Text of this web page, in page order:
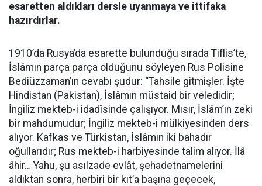
esaretten aldıkları dersle uyanmaya ve ittifaka
hazırdırlar.
1910’da Rusya’da esarette bulunduğu sırada Tiflis’te,
İslâmın parça parça olduğunu söyleyen Rus Polisine
Bediüzzaman’ın cevabı şudur: “Tahsile gitmişler. İşte
Hindistan (Pakistan), İslâmın müstaid bir veledidir;
İngiliz mekteb-i idadîsinde çalışıyor. Mısır, İslâm’ın zeki
bir mahdumudur; İngiliz mekteb-i mülkiyesinden ders
alıyor. Kafkas ve Türkistan, İslâmın iki bahadır
oğullarıdır; Rus mekteb-i harbiyesinde talim alıyor. İlâ
âhir… Yahu, şu asılzade evlât, şehadetnamelerini
aldıktan sonra, herbiri bir kıt’a başına geçecek,